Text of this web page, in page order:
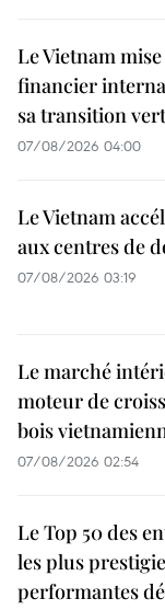
Le Vietnam
financier
sa transition
07/08/2026 04:00
Le Vietnam
aux centres de
07/08/2026 03:19
Le marché
moteur de
bois
07/08/2026 02:54
Le Top 50 des
les plus
performantes